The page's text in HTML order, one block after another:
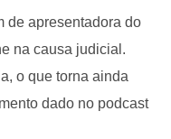
de apresentadora do
na causa judicial.
o que torna ainda
dado no podcast